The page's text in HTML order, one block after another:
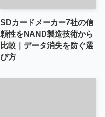
SDカードメーカー7社の信
頼性をNAND製造技術から
比較｜データ消失を防ぐ選
び方